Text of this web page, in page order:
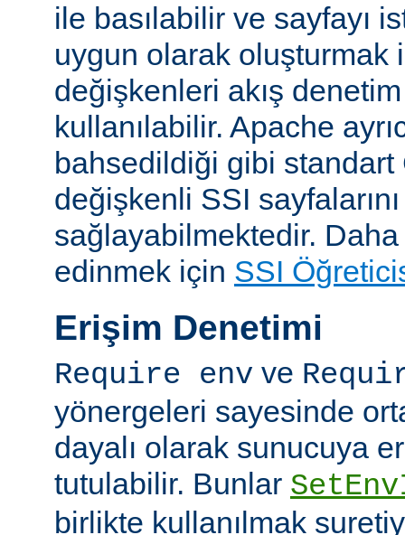
ile basılabilir ve sayfayı
uygun olarak oluşturmak
değişkenleri akış
kullanılabilir. Apache
bahsedildiği gibi standart
değişkenli SSI
sağlayabilmektedir. Daha
edinmek için SSI
Erişim Denetimi
Require env ve
yönergeleri sayesinde
dayalı olarak sunucuya
tutulabilir. Bunlar
birlikte kullanılmak